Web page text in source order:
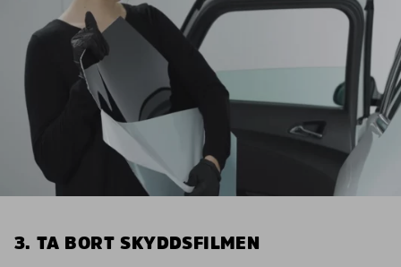
3. TA BORT SKYDDSFILMEN